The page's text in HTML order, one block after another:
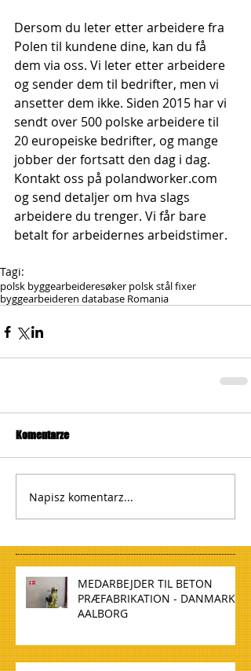
Dersom du leter etter arbeidere fra
Polen til kundene dine, kan du få
dem via oss. Vi leter etter arbeidere
og sender dem til bedrifter, men vi
ansetter dem ikke. Siden 2015 har vi
sendt over 500 polske arbeidere til
20 europeiske bedrifter, og mange
jobber der fortsatt den dag i dag.
Kontakt oss på polandworker.com
og send detaljer om hva slags
arbeidere du trenger. Vi får bare
betalt for arbeidernes arbeidstimer.
Tagi:
polsk byggearbeideresøker polsk stål fixer
byggearbeideren database Romania
Komentarze
Napisz komentarz...
MEDARBEJDER TIL BETON
PRÆFABRIKATION - DANMARK,
AALBORG